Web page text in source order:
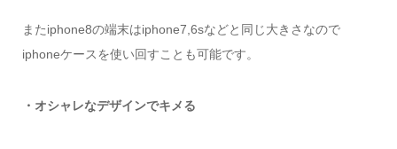
またiphone8の端末はiphone7,6sなどと同じ大きさなので
iphoneケースを使い回すことも可能です。
・オシャレなデザインでキメる